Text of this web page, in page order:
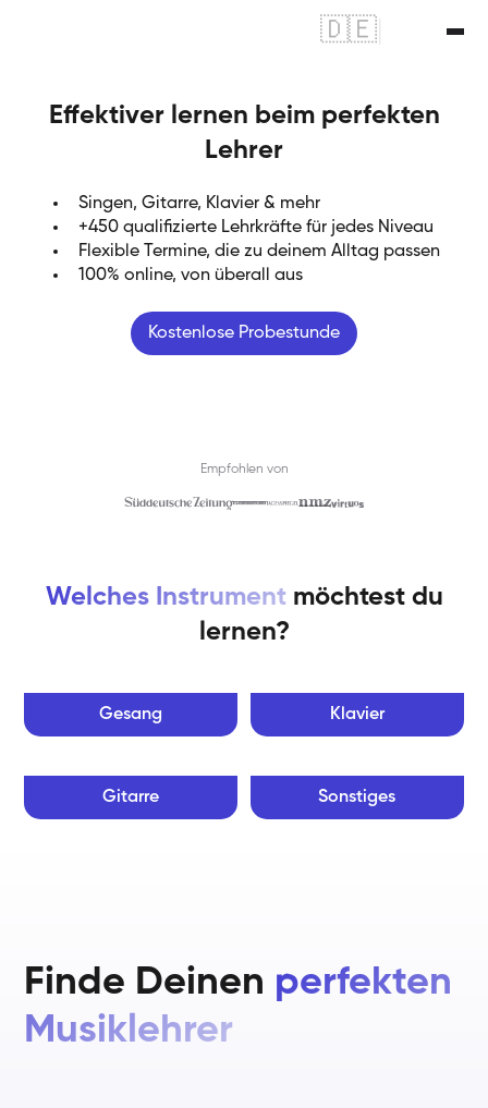
🇩🇪
Effektiver lernen beim perfekten
Lehrer
Singen, Gitarre, Klavier & mehr
+450 qualifizierte Lehrkräfte für jedes Niveau
Flexible Termine, die zu deinem Alltag passen
100% online, von überall aus
Kostenlose Probestunde
Empfohlen von
Welches Instrument möchtest du
lernen?
Gesang Klavier
Gitarre Sonstiges
Finde Deinen perfekten
Musiklehrer